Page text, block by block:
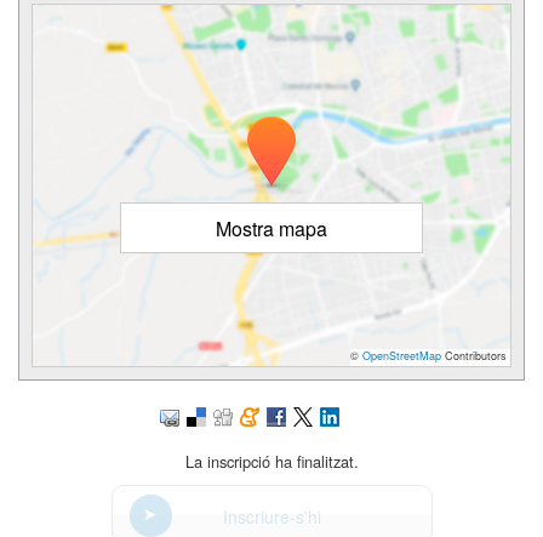
Mostra mapa
© OpenStreetMap Contributors
La inscripció ha finalitzat.
Inscriure-s'hi